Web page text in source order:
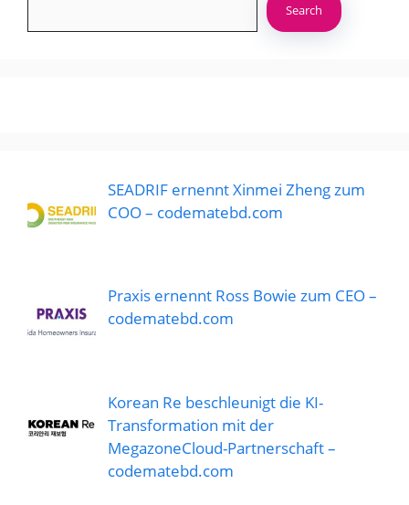
Search
SEADRIF ernennt Xinmei Zheng zum
COO – codematebd.com
Praxis ernennt Ross Bowie zum CEO –
codematebd.com
Korean Re beschleunigt die KI-
Transformation mit der
MegazoneCloud-Partnerschaft –
codematebd.com